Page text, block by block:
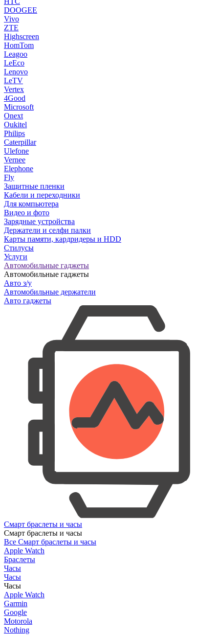
DOOGEE
Vivo
ZTE
Highscreen
HomTom
Leagoo
LeEco
Lenovo
LeTV
Vertex
4Good
Microsoft
Onext
Oukitel
Philips
Caterpillar
Ulefone
Vernee
Elephone
Fly
Защитные пленки
Кабели и переходники
Для компьютера
Видео и фото
Зарядные устройства
Держатели и селфи палки
Карты памяти, кардридеры и HDD
Стилусы
Услуги
Автомобильные гаджеты
Автомобильные гаджеты
Авто з/у
Автомобильные держатели
Авто гаджеты
Смарт браслеты и часы
Смарт браслеты и часы
Все Смарт браслеты и часы
Apple Watch
Браслеты
Часы
Часы
Часы
Apple Watch
Garmin
Google
Motorola
Nothing